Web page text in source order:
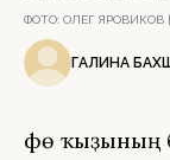
ФОТО: ОЛЕГ
ГАЛИНА
Өфө ҡыҙының